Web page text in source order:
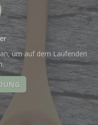
um auf dem Laufenden